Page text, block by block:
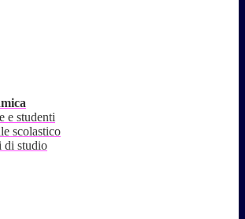
e studenti
scolastico
di studio